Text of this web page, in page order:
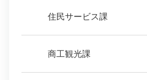
住民サービス課
商工観光課